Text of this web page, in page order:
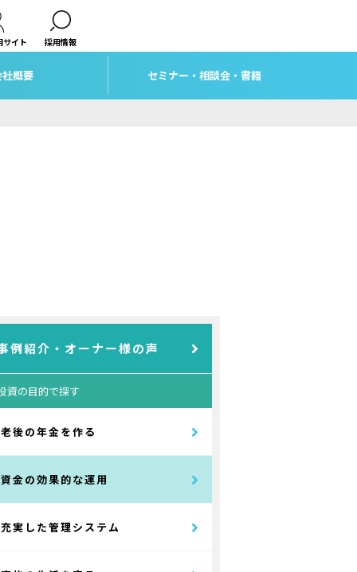
サイト 採用情報
概要 セミナー・相談会・書籍
例紹介・オーナー様の声
資の目的で探す
老後の年金を作る
資金の効果的な運用
充実した管理システム